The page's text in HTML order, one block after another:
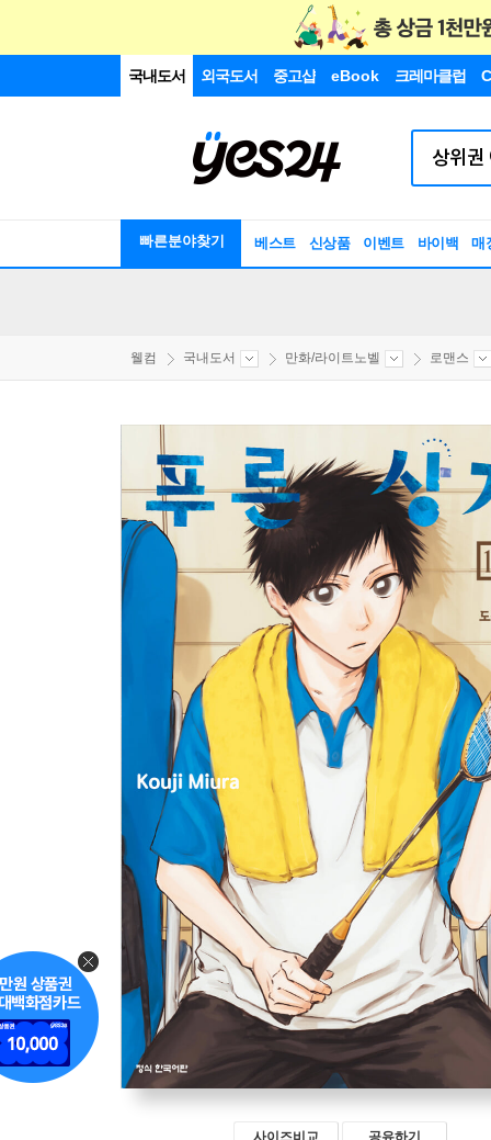
국내도서 외국도서 중고샵 eBook 크레마클럽
빠른분야찾기 베스트 신상품 이벤트 바이백 매
웰컴 국내도서 만화/라이트노벨 로맨스
사이즈비교 공유하기